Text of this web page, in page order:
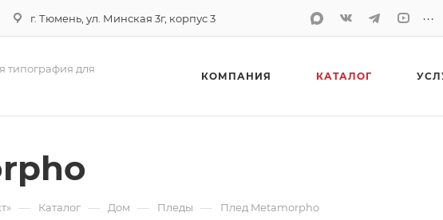
г. Тюмень, ул. Минская 3г, корпус 3 ...
типография для
КОМПАНИЯ КАТАЛОГ
— Каталог — Дом — Пледы — Плед Metamorpho